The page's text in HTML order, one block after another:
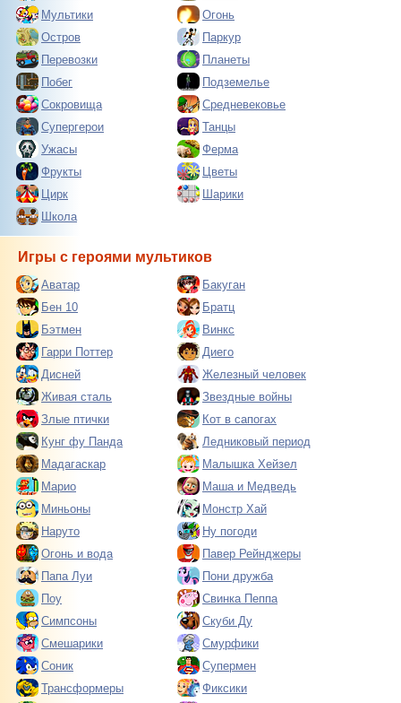
Мультики
Огонь
Остров
Паркур
Перевозки
Планеты
Побег
Подземелье
Сокровища
Средневековье
Супергерои
Танцы
Ужасы
Ферма
Фрукты
Цветы
Цирк
Шарики
Школа
Игры с героями мультиков
Аватар
Бакуган
Бен 10
Братц
Бэтмен
Винкс
Гарри Поттер
Диего
Дисней
Железный человек
Живая сталь
Звездные войны
Злые птички
Кот в сапогах
Кунг фу Панда
Ледниковый период
Мадагаскар
Малышка Хейзел
Марио
Маша и Медведь
Миньоны
Монстр Хай
Наруто
Ну погоди
Огонь и вода
Павер Рейнджеры
Папа Луи
Пони дружба
Поу
Свинка Пеппа
Симпсоны
Скуби Ду
Смешарики
Смурфики
Соник
Супермен
Трансформеры
Фиксики